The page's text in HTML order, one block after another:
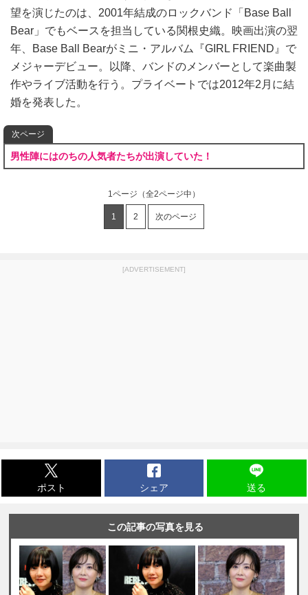
望を演じたのは、2001年結成のロックバンド「Base Ball
Bear」でもベースを担当している関根史織。映画出演の翌
年、Base Ball Bearがミニ・アルバム『GIRL FRIEND』で
メジャーデビュー。以降、バンドのメンバーとして楽曲製
作やライブ活動を行う。プライベートでは2012年2月に結
婚を発表した。
次ページ
男性陣にはのちの人気者たちが出演していた！
1ページ （全2ページ中）
1 2 次のページ
[ADVERTISEMENT]
ポスト シェア 送る
この記事の写真を見る